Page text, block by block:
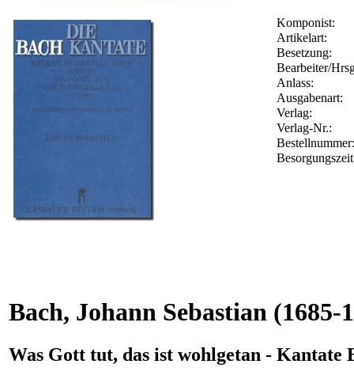
Komponist:
Artikelart:
Besetzung:
Bearbeiter/
Anlass:
Ausgabenart:
Verlag:
Verlag-Nr.:
Bach, Johann Sebastian (1685-
Was Gott tut, das ist wohlgetan -